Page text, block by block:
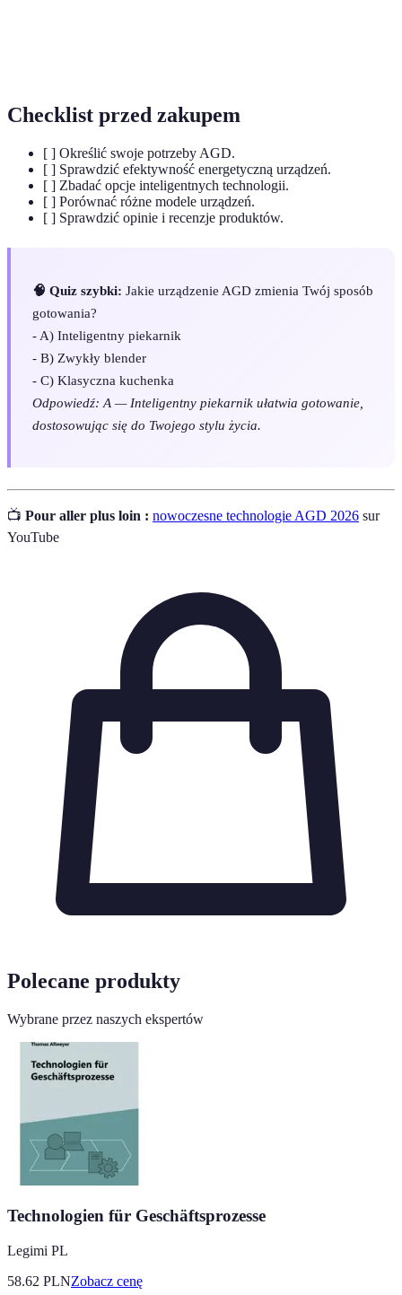
Checklist przed zakupem
[ ] Określić swoje potrzeby AGD.
[ ] Sprawdzić efektywność energetyczną urządzeń.
[ ] Zbadać opcje inteligentnych technologii.
[ ] Porównać różne modele urządzeń.
[ ] Sprawdzić opinie i recenzje produktów.
🧠 Quiz szybki: Jakie urządzenie AGD zmienia Twój sposób
gotowania?
- A) Inteligentny piekarnik
- B) Zwykły blender
- C) Klasyczna kuchenka
Odpowiedź: A — Inteligentny piekarnik ułatwia gotowanie,
dostosowując się do Twojego stylu życia.
📺 Pour aller plus loin : nowoczesne technologie AGD 2026 sur
YouTube
Polecane produkty
Wybrane przez naszych ekspertów
Technologien für Geschäftsprozesse
Legimi PL
58.62 PLNZobacz cenę